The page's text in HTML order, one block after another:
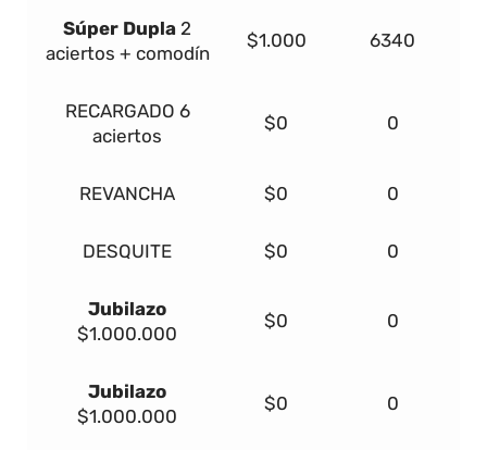
Súper Dupla 2
aciertos + comodín
$1.000 6340
RECARGADO 6
aciertos
$0 0
REVANCHA $0 0
DESQUITE $0 0
Jubilazo
$1.000.000
$0 0
Jubilazo
$1.000.000
$0 0